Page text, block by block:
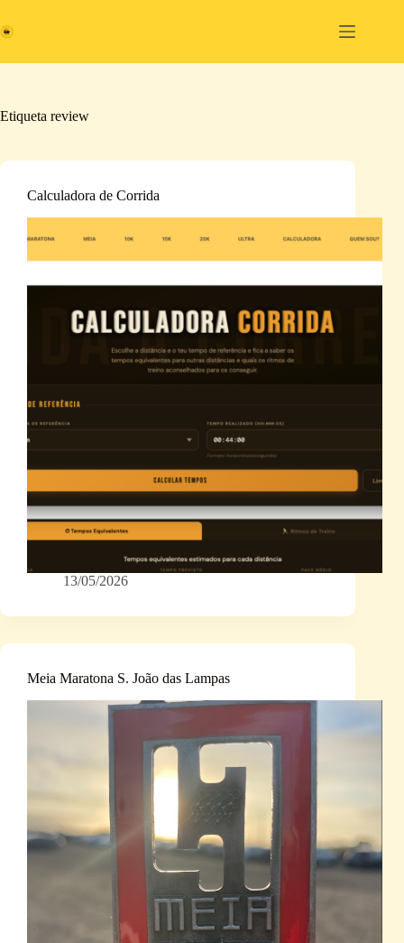
para
o
Etiqueta review
Calculadora de Corrida
13/05/2026
Meia Maratona S. João das Lampas